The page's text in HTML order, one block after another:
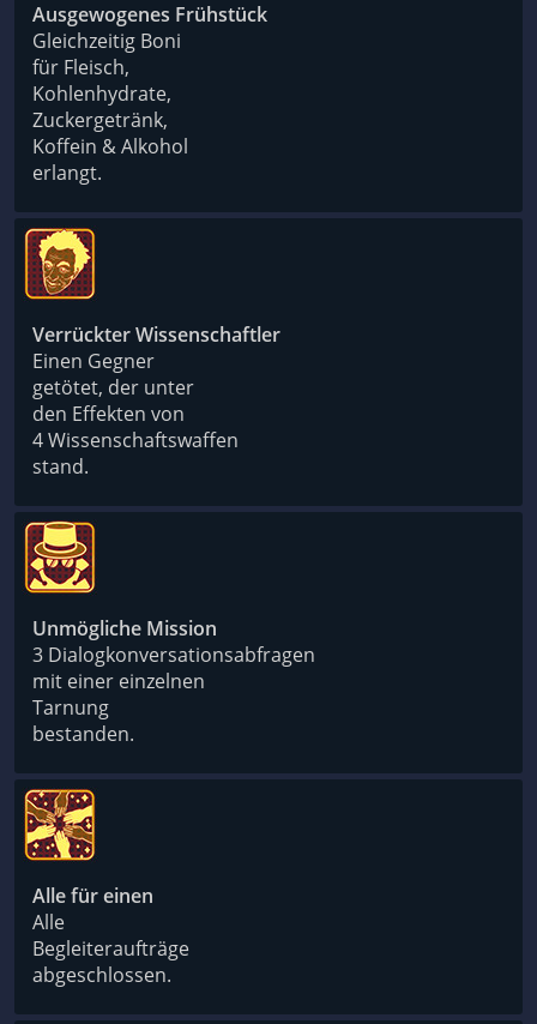
Ausgewogenes Frühstück
Gleichzeitig Boni
für Fleisch,
Kohlenhydrate,
Zuckergetränk,
Koffein & Alkohol
erlangt.
Verrückter Wissenschaftler
Einen Gegner
getötet, der unter
den Effekten von
4 Wissenschaftswaffen
stand.
Unmögliche Mission
3 Dialogkonversationsabfragen
mit einer einzelnen
Tarnung
bestanden.
Alle für einen
Alle
Begleiteraufträge
abgeschlossen.